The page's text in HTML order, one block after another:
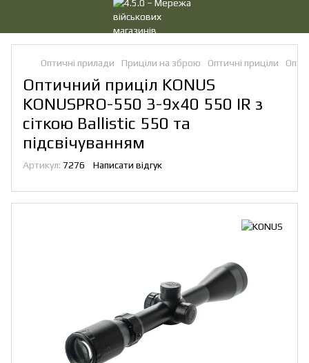
Оптичні прилади Приціли на зброю Оптичні приціли
Оптичний приціл KONUS
KONUSPRO-550 3-9x40 550 IR з
сіткою Ballistic 550 та
підсвічуванням
Артикул: 7276 Написати відгук